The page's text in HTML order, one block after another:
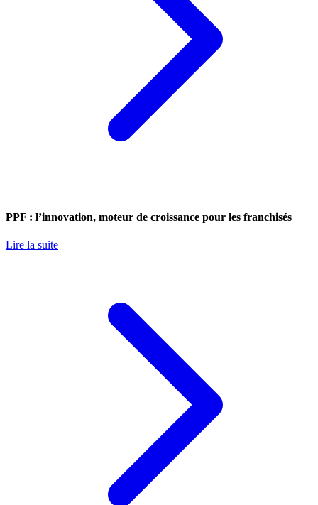
PPF : l’innovation, moteur de croissance pour les franchisés
Lire la suite